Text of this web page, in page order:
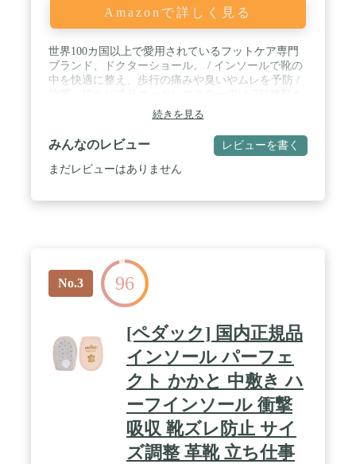
Amazonで詳しく見る
世界100カ国以上で愛用されているフットケア専門
ブランド、ドクターショール。 / インソールで靴の
中を快適に整え、歩行の痛みや臭いやムレを予防 /
の菌に効果を発揮 / 消臭素材クリーンガード(R)が悪
臭を強力に吸着・中和 / ビジネスシューズに最適。
営業や外回りなど、たくさん歩く方におすすめです
続きを見る
みんなのレビュー レビューを書く
まだレビューはありません
No.3 96
[ペダック] 国内正規品
インソール パーフェ
クト かかと 中敷き ハ
ーフインソール 衝撃
吸収 靴ズレ防止 サイ
ズ調整 革靴 立ち仕事